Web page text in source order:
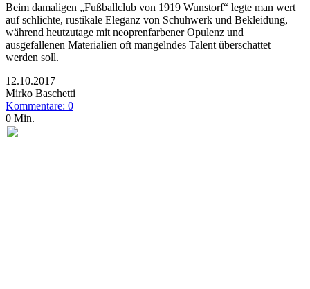
Beim damaligen „Fußballclub von 1919 Wunstorf“ legte man wert
auf schlichte, rustikale Eleganz von Schuhwerk und Bekleidung,
während heutzutage mit neoprenfarbener Opulenz und
ausgefallenen Materialien oft mangelndes Talent überschattet
werden soll.
12.10.2017
Mirko Baschetti
Kommentare: 0
0 Min.